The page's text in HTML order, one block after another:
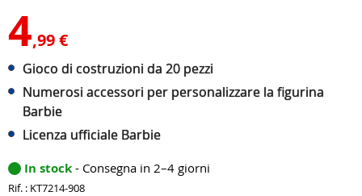
4,99 €
Gioco di costruzioni da 20 pezzi
Numerosi accessori per personalizzare la figurina
Barbie
Licenza ufficiale Barbie
In stock - Consegna in 2–4 giorni
Rif. : KT7214-908